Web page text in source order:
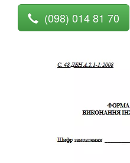
(098) 014 81 70